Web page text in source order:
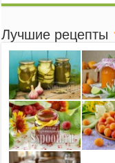
Лучшие рецепты